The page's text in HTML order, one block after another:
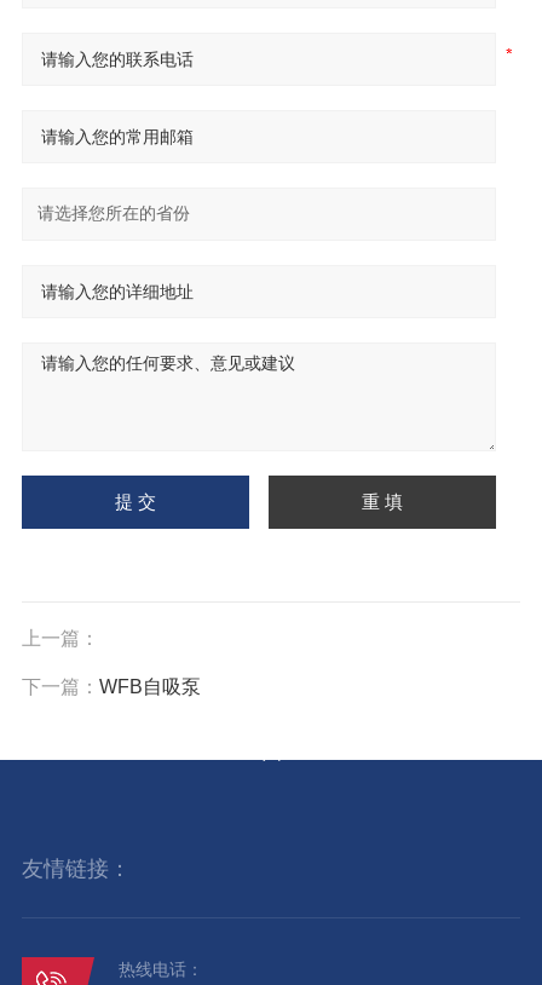
上一篇：
下一篇： WFB自吸泵
友情链接：
热线电话：